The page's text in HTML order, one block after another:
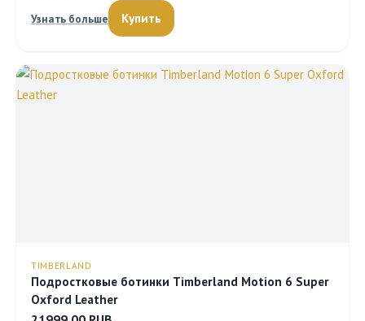
Узнать больше
Купить
TIMBERLAND
Подростковые ботинки Timberland Motion 6 Super
Oxford Leather